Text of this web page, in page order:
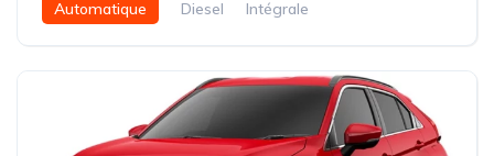
Automatique Diesel Intégrale